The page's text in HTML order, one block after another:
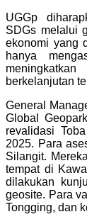
UGGp
SDGs melalui
ekonomi yang
hanya
berkelanjutan
General
Global
revalidasi
2025. Para
Silangit.
tempat di
dilakukan
geosite. Para
Tongging, dan